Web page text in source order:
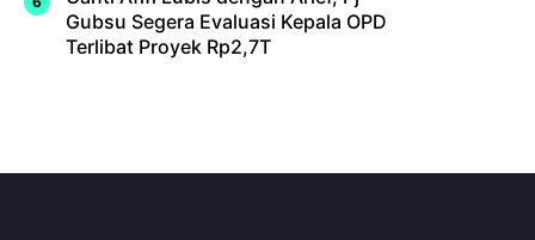
Gubsu Segera Evaluasi Kepala OPD
Terlibat Proyek Rp2,7T